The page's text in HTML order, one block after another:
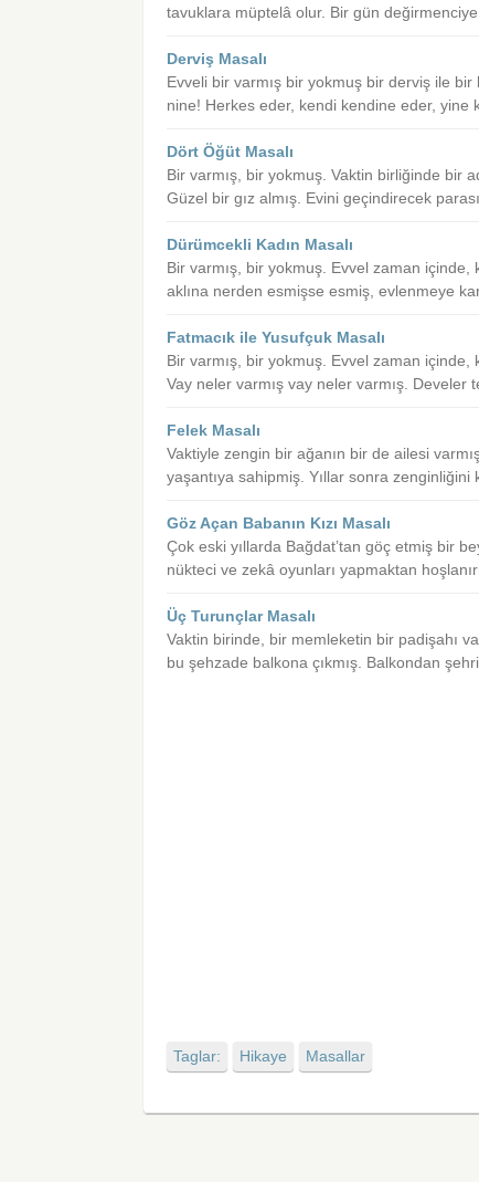
tavuklara müptelâ olur. Bir gün değirmenciye
Derviş Masalı
Evveli bir varmış bir yokmuş bir derviş ile bir
nine! Herkes eder, kendi kendine eder, yine
Dört Öğüt Masalı
Bir varmış, bir yokmuş. Vaktin birliğinde bir
Güzel bir gız almış. Evini geçindirecek
Dürümcekli Kadın Masalı
Bir varmış, bir yokmuş. Evvel zaman
aklına nerden esmişse esmiş, evlenmeye
Fatmacık ile Yusufçuk Masalı
Bir varmış, bir yokmuş. Evvel zaman
Vay neler varmış vay neler varmış. Develer
Felek Masalı
Vaktiyle zengin bir ağanın bir de ailesi
yaşantıya sahipmiş. Yıllar sonra
Göz Açan Babanın Kızı Masalı
Çok eski yıllarda Bağdat’tan göç etmiş bir
nükteci ve zekâ oyunları yapmaktan
Üç Turunçlar Masalı
Vaktin birinde, bir memleketin bir padişahı
bu şehzade balkona çıkmış. Balkondan
Taglar: Hikaye Masallar